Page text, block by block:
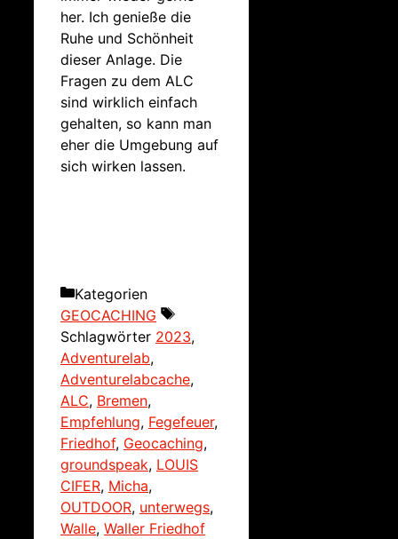
her. Ich genieße die
Ruhe und Schönheit
dieser Anlage. Die
Fragen zu dem ALC
sind wirklich einfach
gehalten, so kann man
eher die Umgebung auf
sich wirken lassen.
Kategorien
GEOCACHING
Schlagwörter 2023,
Adventurelab,
Adventurelabcache,
ALC, Bremen,
Empfehlung, Fegefeuer,
Friedhof, Geocaching,
groundspeak, LOUIS
CIFER, Micha,
OUTDOOR, unterwegs,
Walle, Waller Friedhof